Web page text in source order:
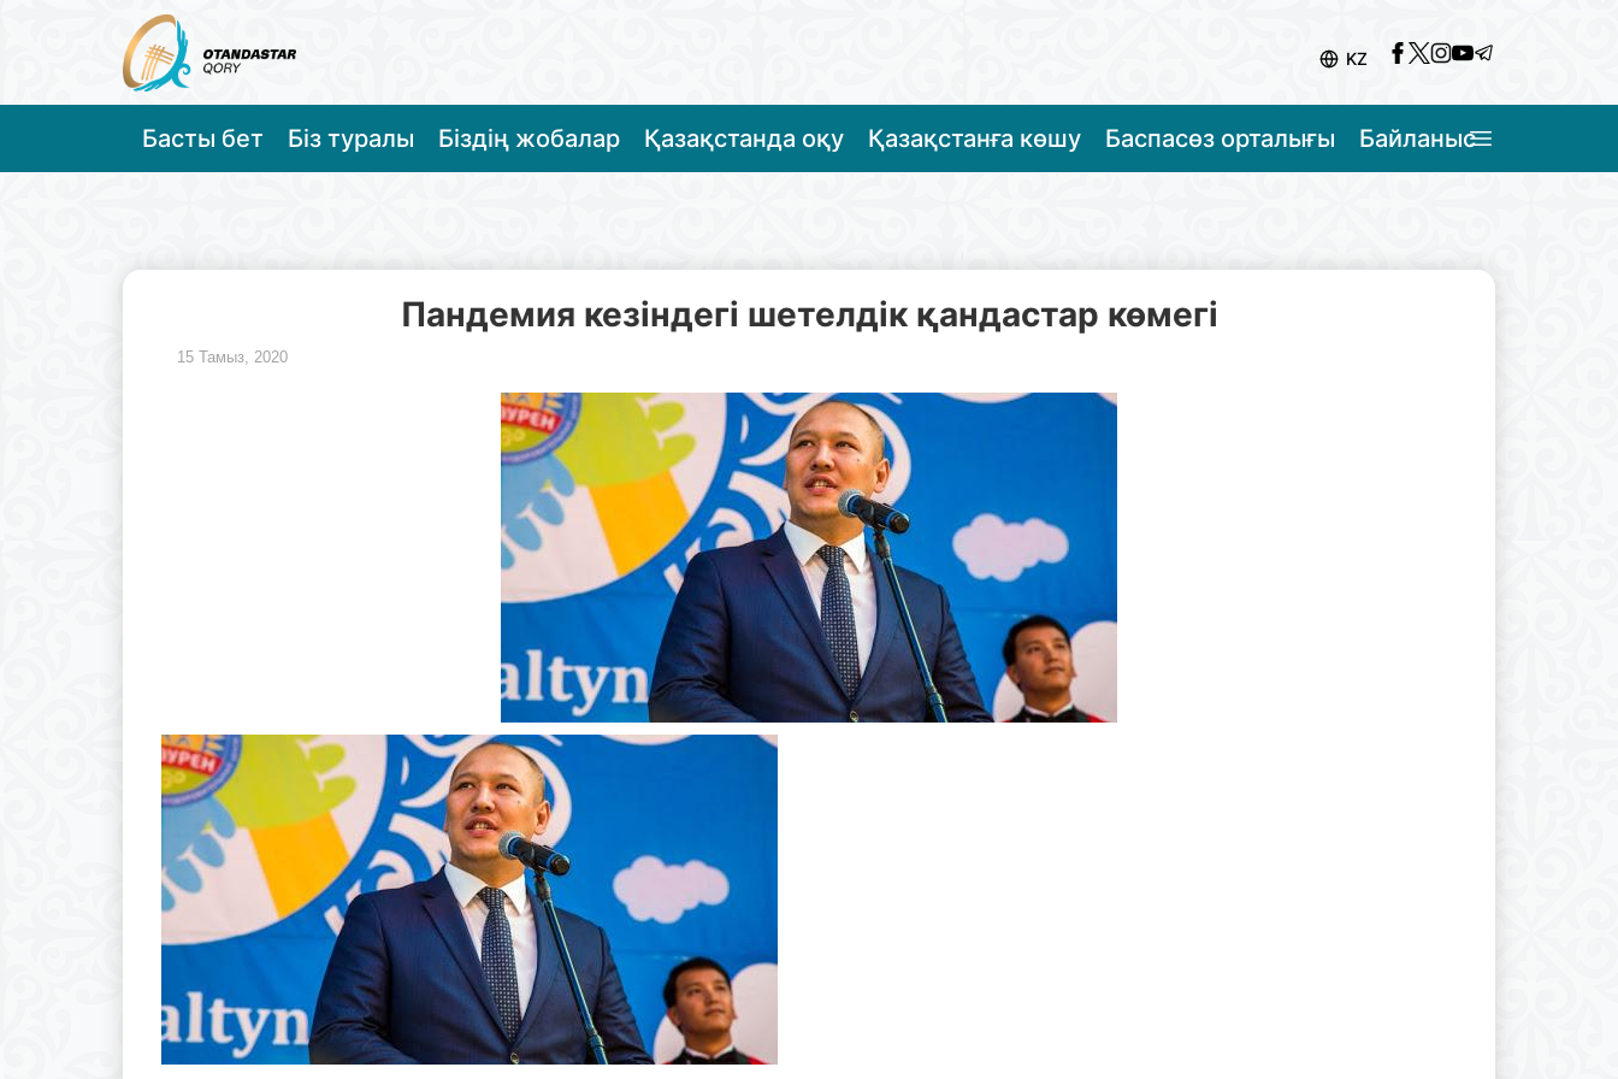
KZ
Басты бет Біз туралы Біздің жобалар Қазақстанда оқу Қазақстанға көшу Баспасөз орталығы Байланыс
Пандемия кезіндегі шетелдік қандастар көмегі
15 Тамыз, 2020